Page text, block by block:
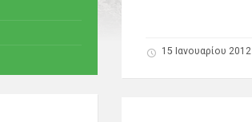
15 Ιανουαρίου 2012